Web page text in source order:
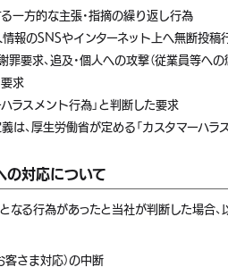
一方的な主張・指摘の繰り返し行為
報のSNSやインターネット上へ無断投稿行
罪要求、追及・個人への攻撃（従業員等へ
求
ラスメント行為」と判断した要求
、厚生労働省が定める「カスタマーハラ
の対応について
なる行為があったと当社が判断した場合、
客さま対応）の中断